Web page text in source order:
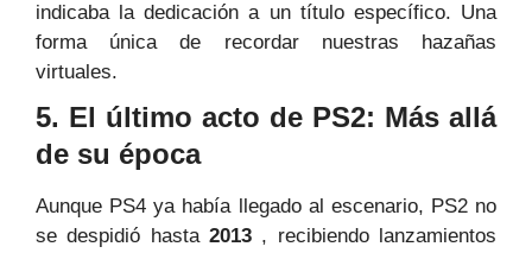
indicaba la dedicación a un título específico. Una
forma única de recordar nuestras hazañas
virtuales.
5. El último acto de PS2: Más allá
de su época
Aunque PS4 ya había llegado al escenario, PS2 no
se despidió hasta 2013 , recibiendo lanzamientos